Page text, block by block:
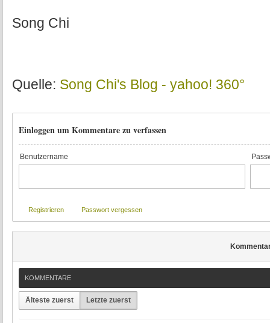
Song Chi
Quelle: Song Chi's Blog - yahoo! 360°
Einloggen um Kommentare zu verfassen
Benutzername
Registrieren Passwort vergessen
KOMMENTARE
Älteste zuerst Letzte zuerst